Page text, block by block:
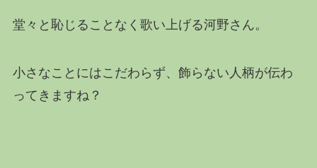
堂々と恥じることなく歌い上げる河野さん。
小さなことにはこだわらず、飾らない人柄が伝わ
ってきますね？